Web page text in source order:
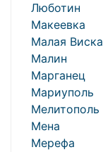
Люботин
Макеевка
Малая Виска
Малин
Марганец
Мариуполь
Мелитополь
Мена
Мерефа